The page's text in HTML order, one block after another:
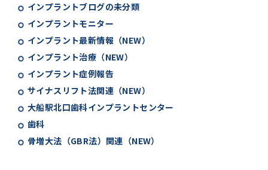
インプラントブログの未分類
インプラントモニター
インプラント最新情報（NEW）
インプラント治療（NEW）
インプラント症例報告
サイナスリフト法関連（NEW）
大船駅北口歯科インプラントセンター
歯科
骨増大法（GBR法）関連（NEW）